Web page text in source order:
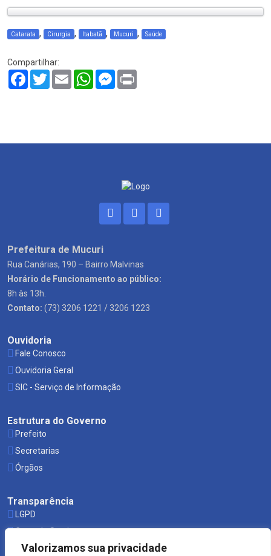
Valorizamos sua privacidade
Catarata , Cirurgia , Itabatã , Mucuri , Saúde
Compartilhar:
Facebook
TwitterEmail WhatsAppMessenger
Prefeitura de Mucuri
Rua Canárias, 190 – Bairro Malvinas
Horário de Funcionamento ao público:
8h às 13h.
Contato: (73) 3206 1221 / 3206 1223
Ouvidoria
Fale Conosco
Ouvidoria Geral
SIC - Serviço de Informação
Estrutura do Governo
Prefeito
Secretarias
Órgãos
Transparência
LGPD
Carta de Serviços
Leis Municipais